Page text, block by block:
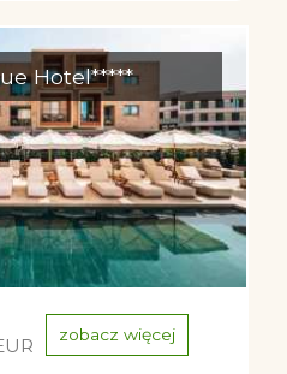
Hotel*****
zobacz więcej